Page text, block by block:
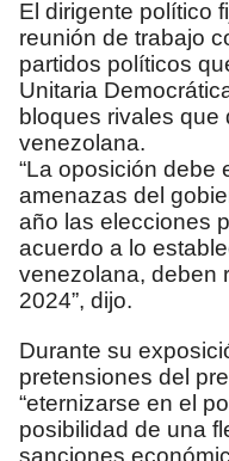
El dirigente político
reunión de trabajo
partidos políticos
Unitaria
bloques rivales
venezolana.
“La oposición debe
amenazas del
año las elecciones
acuerdo a lo
venezolana, deben
2024”, dijo.
Durante su
pretensiones del
“eternizarse en el
posibilidad de una
sanciones